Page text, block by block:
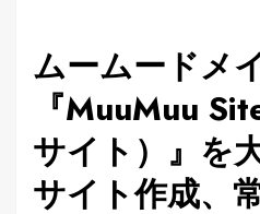
ムームードメ
『MuuMuu
サイト）』を
サイト作成、